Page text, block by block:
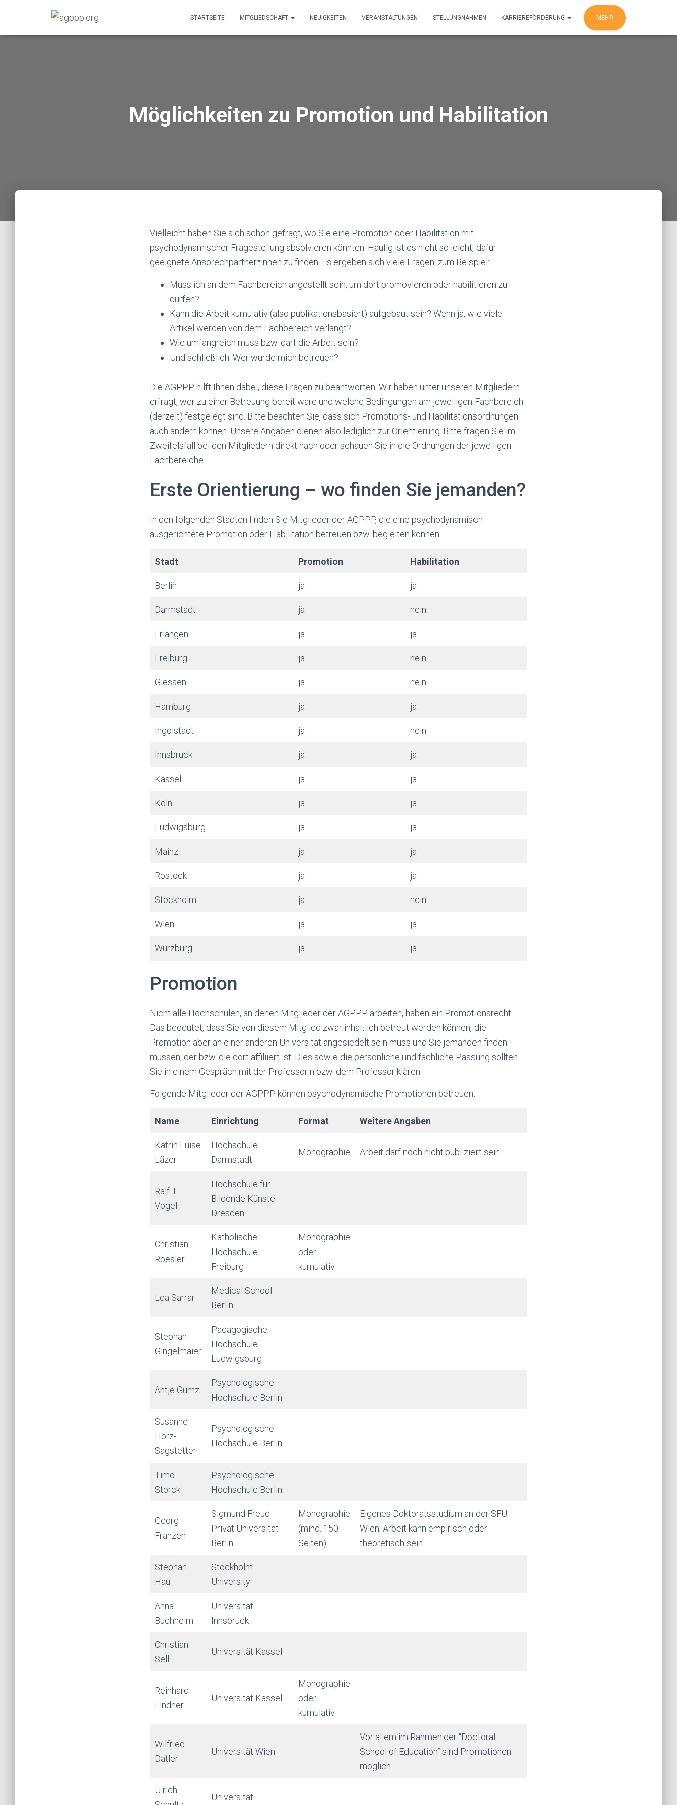
STARTSEITE MITGLIEDSCHAFT NEUIGKEITEN VERANSTALTUNGEN STELLUNGNAHMEN KARRIEREFÖRDERUNG MEHR
Möglichkeiten zu Promotion und Habilitation
Vielleicht haben Sie sich schon gefragt, wo Sie eine Promotion oder Habilitation mit
psychodynamischer Fragestellung absolvieren könnten. Häufig ist es nicht so leicht, dafür
geeignete Ansprechpartner*innen zu finden. Es ergeben sich viele Fragen, zum Beispiel:
Muss ich an dem Fachbereich angestellt sein, um dort promovieren oder habilitieren zu
dürfen?
Kann die Arbeit kumulativ (also publikationsbasiert) aufgebaut sein? Wenn ja, wie viele
Artikel werden von dem Fachbereich verlangt?
Wie umfangreich muss bzw. darf die Arbeit sein?
Und schließlich: Wer würde mich betreuen?
Die AGPPP hilft Ihnen dabei, diese Fragen zu beantworten. Wir haben unter unseren Mitgliedern
erfragt, wer zu einer Betreuung bereit wäre und welche Bedingungen am jeweiligen Fachbereich
(derzeit) festgelegt sind. Bitte beachten Sie, dass sich Promotions- und Habilitationsordnungen
auch ändern können. Unsere Angaben dienen also lediglich zur Orientierung. Bitte fragen Sie im
Zweifelsfall bei den Mitgliedern direkt nach oder schauen Sie in die Ordnungen der jeweiligen
Fachbereiche.
Erste Orientierung – wo finden Sie jemanden?
In den folgenden Städten finden Sie Mitglieder der AGPPP, die eine psychodynamisch
ausgerichtete Promotion oder Habilitation betreuen bzw. begleiten können:
Stadt Promotion Habilitation
Berlin ja ja
Darmstadt ja nein
Erlangen ja ja
Freiburg ja nein
Giessen ja nein
Hamburg ja ja
Ingolstadt ja nein
Innsbruck ja ja
Kassel ja ja
Köln ja ja
Ludwigsburg ja ja
Mainz ja ja
Rostock ja ja
Stockholm ja nein
Wien ja ja
Würzburg ja ja
Promotion
Nicht alle Hochschulen, an denen Mitglieder der AGPPP arbeiten, haben ein Promotionsrecht.
Das bedeutet, dass Sie von diesem Mitglied zwar inhaltlich betreut werden können, die
Promotion aber an einer anderen Universität angesiedelt sein muss und Sie jemanden finden
müssen, der bzw. die dort affiliiert ist. Dies sowie die persönliche und fachliche Passung sollten
Sie in einem Gespräch mit der Professorin bzw. dem Professor klären.
Folgende Mitglieder der AGPPP können psychodynamische Promotionen betreuen:
Name Einrichtung Format Weitere Angaben
Katrin Luise
Läzer
Hochschule
Darmstadt
Monographie Arbeit darf noch nicht publiziert sein.
Ralf T.
Vogel
Hochschule für
Bildende Künste
Dresden
Christian
Roesler
Katholische
Hochschule
Freiburg
Monographie
oder
kumulativ
Lea Sarrar
Medical School
Berlin
Stephan
Gingelmaier
Pädagogische
Hochschule
Ludwigsburg
Antje Gumz
Psychologische
Hochschule Berlin
Susanne
Hörz-
Sagstetter
Psychologische
Hochschule Berlin
Timo
Storck
Psychologische
Hochschule Berlin
Georg
Franzen
Sigmund Freud
Privat Universität
Berlin
Monographie
(mind. 150
Seiten)
Eigenes Doktoratsstudium an der SFU-
Wien; Arbeit kann empirisch oder
theoretisch sein
Stephan
Hau
Stockholm
University
Anna
Buchheim
Universität
Innsbruck
Christian
Sell
Universität Kassel
Reinhard
Lindner
Universität Kassel
Monographie
oder
kumulativ
Wilfried
Datler
Universität Wien
Vor allem im Rahmen der “Doctoral
School of Education” sind Promotionen
möglich.
Ulrich
Universität